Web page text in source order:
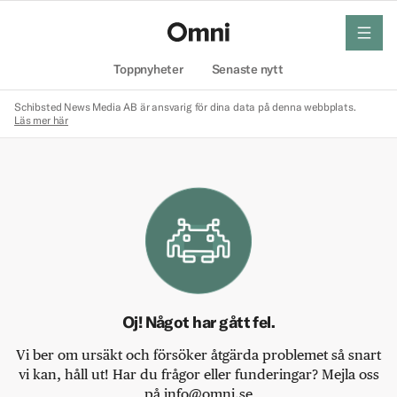
Toppnyheter Senaste nytt
meny
Schibsted News Media AB är ansvarig för dina data på denna webbplats.
Läs mer här
Oj! Något har gått fel.
Vi ber om ursäkt och försöker åtgärda problemet så snart
vi kan, håll ut! Har du frågor eller funderingar? Mejla oss